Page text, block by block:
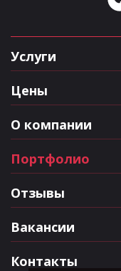
О компании
Портфолио
Отзывы
Вакансии
Контакты
Услуги
Цены